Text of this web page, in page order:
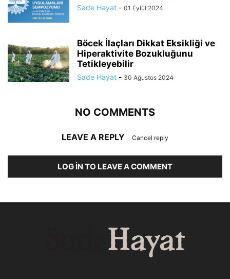
Sade Hayat - 01 Eylül 2024
Böcek İlaçları Dikkat Eksikliği ve
Hiperaktivite Bozukluğunu
Tetikleyebilir
Sade Hayat - 30 Ağustos 2024
NO COMMENTS
LEAVE A REPLY Cancel reply
LOG IN TO LEAVE A COMMENT